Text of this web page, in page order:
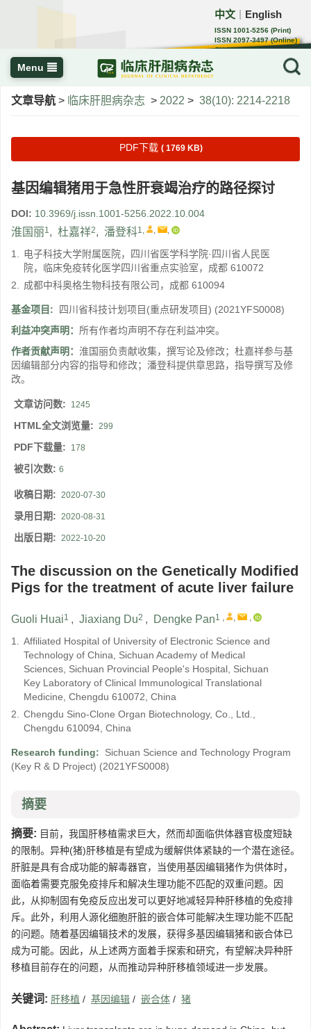
中文 English
ISSN 1001-5256 (Print)
ISSN 2097-3497 (Online)
CN 22-1108/R
Menu
文章导航 > 临床肝胆病杂志 > 2022 > 38(10): 2214-2218
PDF下载 ( 1769 KB)
基因编辑猪用于急性肝衰竭治疗的路径探讨
DOI: 10.3969/j.issn.1001-5256.2022.10.004
淮国丽1, 杜嘉祥2, 潘登科1, , ,
1. 电子科技大学附属医院，四川省医学科学院·四川省人民医
院，临床免疫转化医学四川省重点实验室，成都 610072
2. 成都中科奥格生物科技有限公司，成都 610094
基金项目: 四川省科技计划项目(重点研发项目) (2021YFS0008)
利益冲突声明： 所有作者均声明不存在利益冲突。
作者贡献声明： 淮国丽负责献收集，撰写论及修改；杜嘉祥参与基
因编辑部分内容的指导和修改；潘登科提供章思路，指导撰写及修
改。
文章访问数: 1245
HTML全文浏览量: 299
PDF下载量: 178
被引次数: 6
收稿日期: 2020-07-30
录用日期: 2020-08-31
出版日期: 2022-10-20
The discussion on the Genetically Modified
Pigs for the treatment of acute liver failure
Guoli Huai1 , Jiaxiang Du2 , Dengke Pan1 , , ,
1. Affiliated Hospital of University of Electronic Science and
Technology of China, Sichuan Academy of Medical
Sciences, Sichuan Provincial People's Hospital, Sichuan
Key Laboratory of Clinical Immunological Translational
Medicine, Chengdu 610072, China
2. Chengdu Sino-Clone Organ Biotechnology, Co., Ltd.,
Chengdu 610094, China
Research funding:
Sichuan Science and Technology Program
(Key R & D Project) (2021YFS0008)
摘要
摘要: 目前，我国肝移植需求巨大，然而却面临供体器官极度短缺
的限制。异种(猪)肝移植是有望成为缓解供体紧缺的一个潜在途径。
肝脏是具有合成功能的解毒器官，当使用基因编辑猪作为供体时，
面临着需要克服免疫排斥和解决生理功能不匹配的双重问题。因
此，从抑制固有免疫反应出发可以更好地减轻异种肝移植的免疫排
斥。此外，利用人源化细胞肝脏的嵌合体可能解决生理功能不匹配
的问题。随着基因编辑技术的发展，获得多基因编辑猪和嵌合体已
成为可能。因此，从上述两方面着手探索和研究，有望解决异种肝
移植目前存在的问题，从而推动异种肝移植领域进一步发展。
关键词: 肝移植 / 基因编辑 / 嵌合体 / 猪